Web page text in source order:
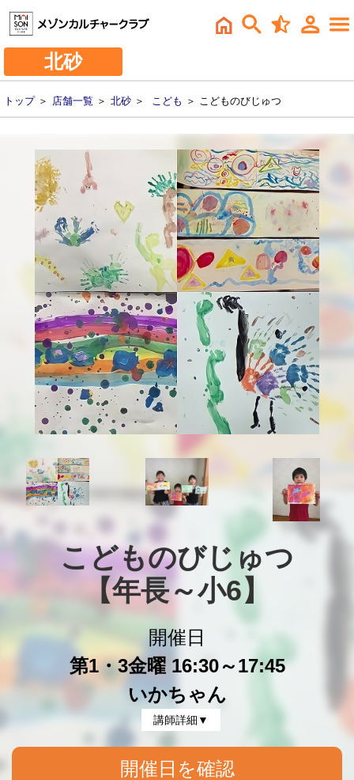
北砂
トップ＞ 店舗一覧 ＞ 北砂 ＞ こども ＞ こどものびじゅつ
こどものびじゅつ
【年長～小6】
開催日
第1・3金曜 16:30～17:45
いかちゃん
講師詳細▼
開催日を確認